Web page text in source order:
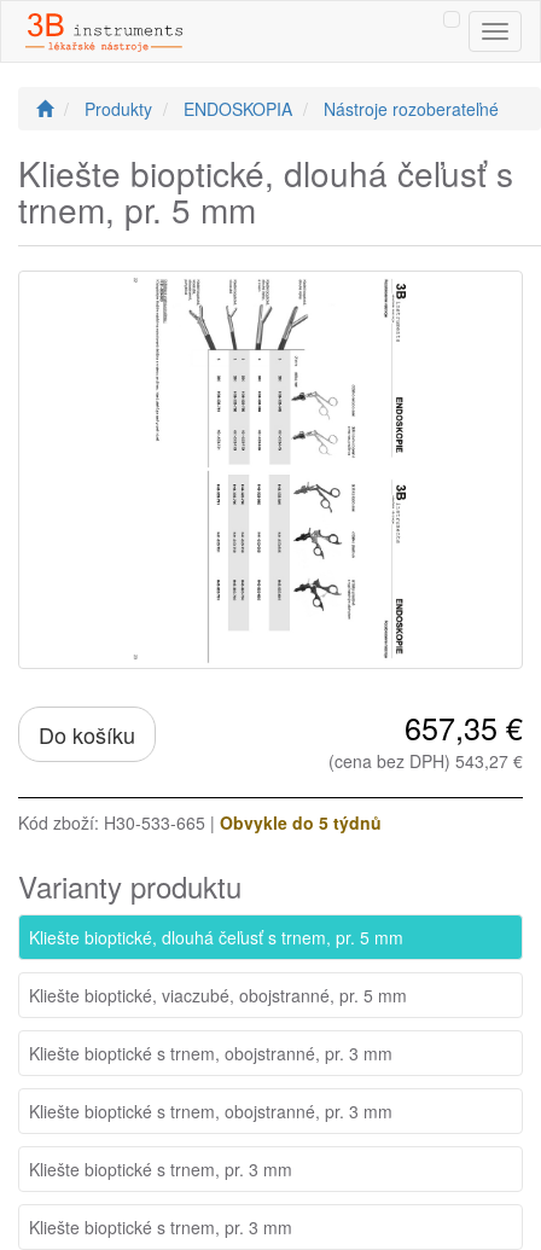
Produkty ENDOSKOPIA Nástroje rozoberateľné
Kliešte bioptické, dlouhá čeľusť s
trnem, pr. 5 mm
Do košíku 657,35 €
(cena bez DPH) 543,27 €
Kód zboží: H30-533-665 | Obvykle do 5 týdnů
Varianty produktu
Kliešte bioptické, dlouhá čeľusť s trnem, pr. 5 mm
Kliešte bioptické, viaczubé, obojstranné, pr. 5 mm
Kliešte bioptické s trnem, obojstranné, pr. 3 mm
Kliešte bioptické s trnem, obojstranné, pr. 3 mm
Kliešte bioptické s trnem, pr. 3 mm
Kliešte bioptické s trnem, pr. 3 mm